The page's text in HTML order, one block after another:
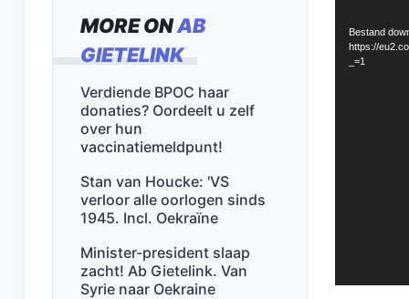
MORE ONAB
GIETELINK
Verdiende BPOC haar
donaties? Oordeelt u zelf
over hun
vaccinatiemeldpunt!
Stan van Houcke: 'VS
verloor alle oorlogen sinds
1945. Incl. Oekraïne
Minister-president slaap
zacht! Ab Gietelink. Van
Syrie naar Oekraine
Bestand
https://
_=1